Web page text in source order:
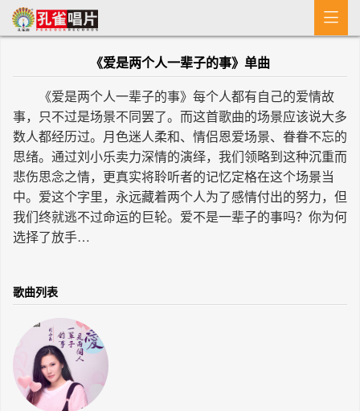
首 页
MV
新闻
艺人介绍
专辑
收歌

《爱是两个人一辈子的事》单曲
《爱是两个人一辈子的事》每个人都有自己的爱情故
事，只不过是场景不同罢了。而这首歌曲的场景应该说大多
数人都经历过。月色迷人柔和、情侣恩爱场景、眷眷不忘的
思绪。通过刘小乐卖力深情的演绎，我们领略到这种沉重而
悲伤思念之情，更真实将聆听者的记忆定格在这个场景当
中。爱这个字里，永远藏着两个人为了感情付出的努力，但
我们终就逃不过命运的巨轮。爱不是一辈子的事吗？你为何
选择了放手…
歌曲列表